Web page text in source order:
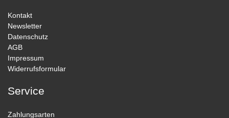
Kontakt
Newsletter
Datenschutz
AGB
Impressum
Widerrufsformular
Service
Zahlungsarten